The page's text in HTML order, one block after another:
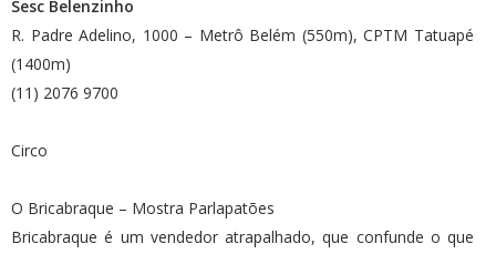
Sesc Belenzinho
R. Padre Adelino, 1000 – Metrô Belém (550m), CPTM Tatuapé
(1400m)
(11) 2076 9700
Circo
O Bricabraque – Mostra Parlapatões
Bricabraque é um vendedor atrapalhado, que confunde o que